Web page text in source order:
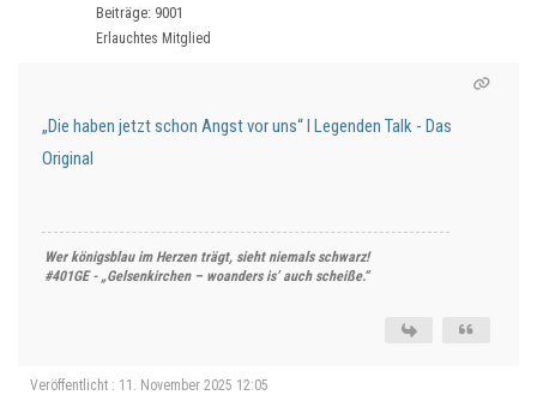
Beiträge: 9001
Erlauchtes Mitglied
„Die haben jetzt schon Angst vor uns“ I Legenden Talk - Das
Original
Wer königsblau im Herzen trägt, sieht niemals schwarz!
#401GE - „Gelsenkirchen – woanders is’ auch scheiße.“
Veröffentlicht : 11. November 2025 12:05